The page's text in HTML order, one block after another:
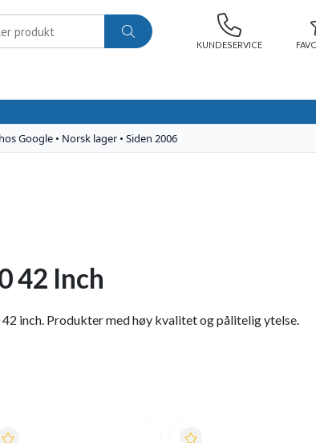
KUNDESERVICE
42 Inch
inch. Produkter med høy kvalitet og pålitelig ytelse.